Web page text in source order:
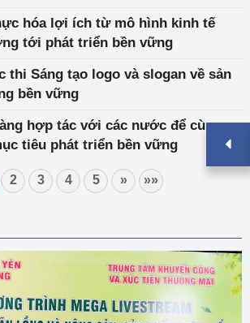
hóa lợi ích từ mô hình kinh tế
tới phát triển bền vững
thi Sáng tạo logo và slogan về sản
bền vững
hợp tác với các nước để cùng
tiêu phát triển bền vững
2 3 4 5 » »»